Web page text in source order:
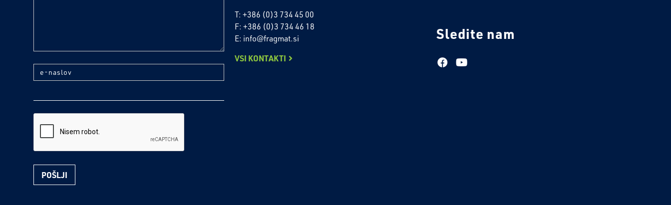
e-naslov
T: +386 (0)3 734 45 00
F: +386 (0)3 734 46 18
E: info@fragmat.si
VSI KONTAKTI
Sledite nam